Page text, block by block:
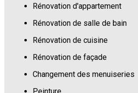
Rénovation d'appartement
Rénovation de salle de bain
Rénovation de cuisine
Rénovation de façade
Changement des menuiseries
Peinture